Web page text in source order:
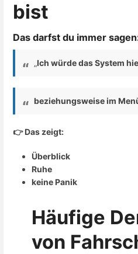
bist
Das darfst du immer
„Ich würde das System
beziehungsweise im
👉 Das zeigt:
Überblick
Ruhe
keine Panik
Häufige
von